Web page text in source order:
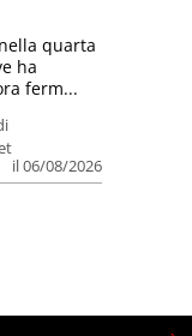
il 06/08/2026
quarta
ha
ferm...